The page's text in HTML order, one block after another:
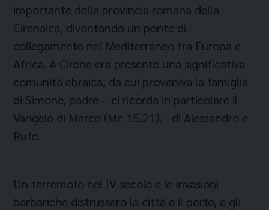
importante della provincia romana della
Cirenaica, diventando un ponte di
collegamento nel Mediterraneo tra Europa e
Africa. A Cirene era presente una significativa
comunità ebraica, da cui proveniva la famiglia
di Simone, padre – ci ricorda in particolare il
Vangelo di Marco (Mc 15,21).– di Alessandro e
Rufo.
Un terremoto nel IV secolo e le invasioni
barbariche distrussero la città e il porto, e gli